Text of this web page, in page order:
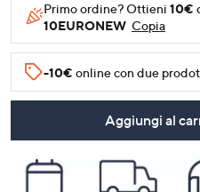
Primo ordine? Ottieni 10€
10EURONEW Copia
-10€ online con due
Aggiungi al